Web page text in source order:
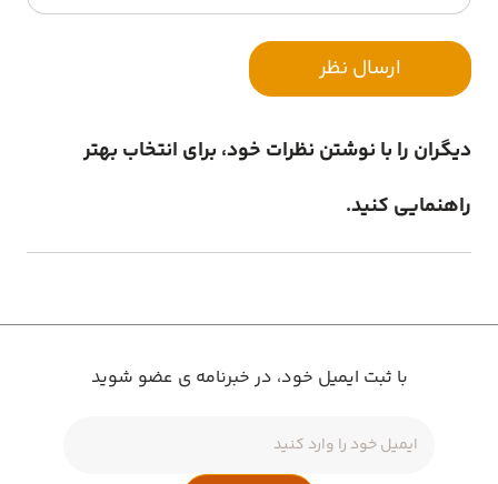
ارسال نظر
دیگران را با نوشتن نظرات خود، برای انتخاب بهتر
راهنمایی کنید.
با ثبت ایمیل خود، در خبرنامه ی عضو شوید